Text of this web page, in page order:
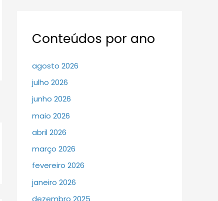
Conteúdos por ano
agosto 2026
julho 2026
junho 2026
maio 2026
abril 2026
março 2026
fevereiro 2026
janeiro 2026
dezembro 2025